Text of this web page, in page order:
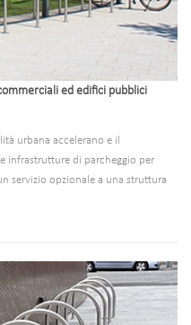
critici, offrendo soluzioni di
per tutti gli scenari.
ed edifici pubblici
urbana accelerano e il
infrastrutture di parcheggio per
servizio opzionale a una struttura
migliorano l'accessibilità del sito,
gli obiettivi di trasporto
quotidiani dei dipendenti, del
di viaggio dei residenti